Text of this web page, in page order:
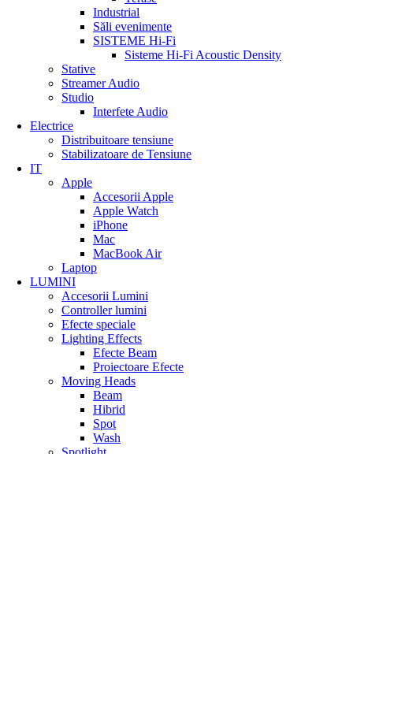
Industrial
Săli evenimente
SISTEME Hi-Fi
Sisteme Hi-Fi Acoustic Density
Stative
Streamer Audio
Studio
Interfete Audio
Electrice
Distribuitoare tensiune
Stabilizatoare de Tensiune
IT
Apple
Accesorii Apple
Apple Watch
iPhone
Mac
MacBook Air
Laptop
LUMINI
Accesorii Lumini
Controller lumini
Efecte speciale
Lighting Effects
Efecte Beam
Proiectoare Efecte
Moving Heads
Beam
Hibrid
Spot
Wash
Spotlight